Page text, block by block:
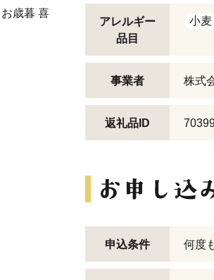
歳暮 喜
アレルギー
品目
小麦
事業者 株式
返礼品ID
申込条件 何度